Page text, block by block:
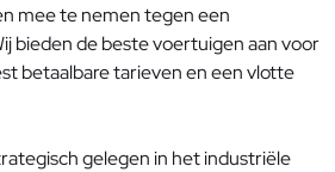
mee te nemen tegen een
bieden de beste voertuigen aan voor
betaalbare tarieven en een vlotte
gelegen in het industriële